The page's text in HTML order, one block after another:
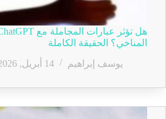
المناخي؟ الحقيقة الكاملة
يوسف إبراهيم
14 أبريل, 2026